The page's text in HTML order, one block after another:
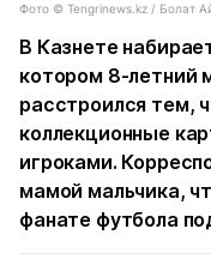
Фото ©️ Tengrinews.kz / Болат
В Казнете
котором 8-летний
расстроился тем,
коллекционные
игроками.
мамой мальчика,
фанате футбола